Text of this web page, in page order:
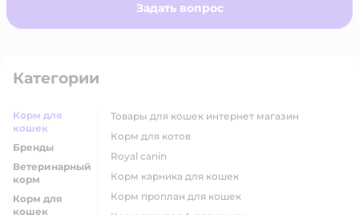
Задать вопрос
Категории
Корм для
кошек
Бренды
Ветеринарный
корм
Корм для
кошек
товары для кошек интернет магазин
корм для котов
royal canin
корм карника для кошек
корм проплан для кошек